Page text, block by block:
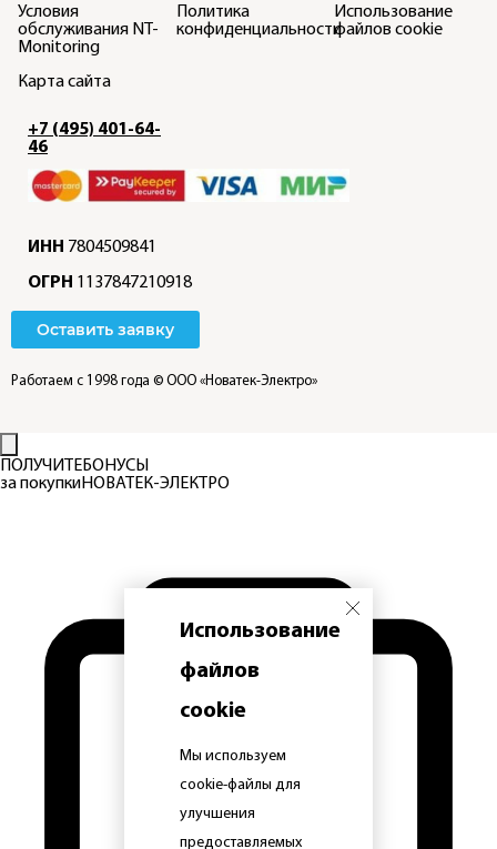
Условия
обслуживания NT-
Monitoring
Политика
конфиденциальности
Использование
файлов cookie
Карта сайта
+7 (495) 401-64-
46
ИНН 7804509841
ОГРН 1137847210918
Оставить заявку
Работаем с 1998 года © ООО «Новатек-Электро»
Использование
файлов
cookie
Мы используем
cookie-файлы для
улучшения
предоставляемых
ПОЛУЧИТЕБОНУСЫ
за покупкиНОВАТЕК-ЭЛЕКТРО